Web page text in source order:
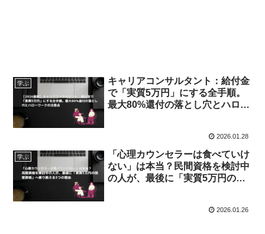
学ぶ
キャリアコンサルタント：給付金
で「実質5万円」にする全手順。
最大80%還付の落とし穴とハロー
2026.01.28
学ぶ
「心理カウンセラーは食べていけ
ない」は本当？民間資格を検討中
の人が、最後に「実質5万円の国
2026.01.26